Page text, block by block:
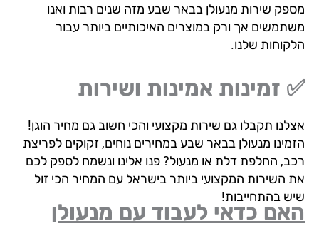
שירות מנעולן בבאר שבע מזה שנים רבות ואנו
אך ורק במוצרים האיכותיים ביותר עבור
שלנו.
זמינות אמינות ושירות
תקבלו גם שירות מקצועי והכי חשוב גם מחיר הוגן!
מנעולן בבאר שבע במחירים נוחים, זקוקים לפריצת
החלפת דלת או מנעול? פנו אלינו ונשמח לספק לכם
השירות המקצועי ביותר בישראל עם המחיר הכי זול
בהתחייבות!
כדאי לעבוד עם מנעולן